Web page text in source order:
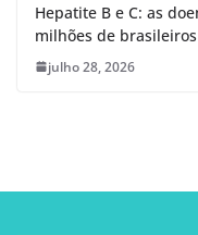
Hepatite B e C: as
milhões de brasileiros
julho 28, 2026